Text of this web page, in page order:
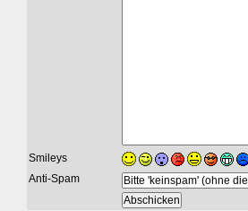
Smileys
Anti-Spam